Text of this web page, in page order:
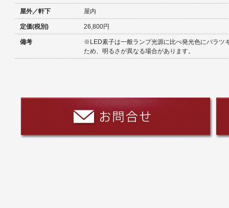
屋外／軒下 屋内
定価(税別) 26,800円
備考
※LED素子は一般ランプ光源に比べ発光色にバラツ
ため、明るさが異なる場合があります。